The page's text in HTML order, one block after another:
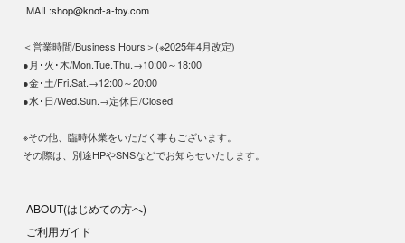
MAIL:shop@knot-a-toy.com
＜営業時間/Business Hours＞(※2025年4月改定)
●月･火･木/Mon.Tue.Thu.→10:00～18:00
●金･土/Fri.Sat.→12:00～20:00
●水･日/Wed.Sun.→定休日/Closed
※その他、臨時休業をいただく事もございます。
その際は、別途HPやSNSなどでお知らせいたします。
ABOUT(はじめての方へ)
ご利用ガイド